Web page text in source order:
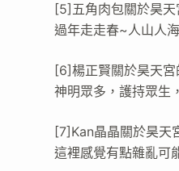
[5]五角肉包關於昊天
過年走走春~人山人
[6]楊正賢關於昊天宮
神明眾多，護持眾生
[7]Kan晶晶關於昊天
這裡感覺有點雜亂可